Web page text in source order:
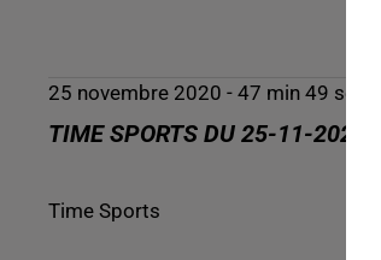
25 novembre 2020 - 47 min 49 sec
TIME SPORTS DU 25-11-2020
Time Sports